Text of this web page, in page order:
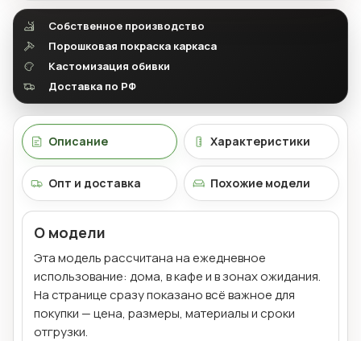
Собственное производство
Порошковая покраска каркаса
Кастомизация обивки
Доставка по РФ
Описание Характеристики
Опт и доставка Похожие модели
О модели
Эта модель рассчитана на ежедневное
использование: дома, в кафе и в зонах ожидания.
На странице сразу показано всё важное для
покупки — цена, размеры, материалы и сроки
отгрузки.